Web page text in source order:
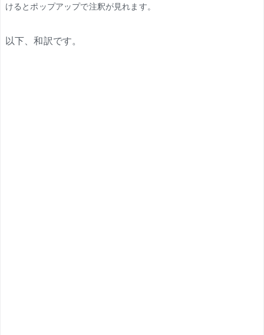
けるとポップアップで注釈が見れます。
以下、和訳です。